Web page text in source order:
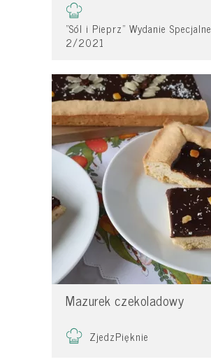
"Sól i Pieprz" Wydanie Specjalne
2/2021
Mazurek czekoladowy
ZjedzPięknie